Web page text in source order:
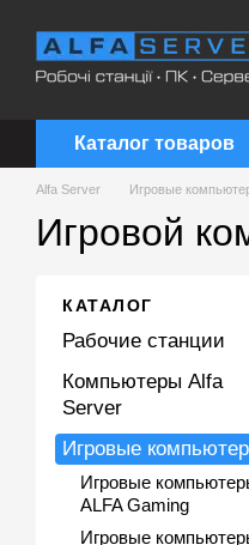
Каталог товаров
Alfa Server Игровые
Игровой
КАТАЛОГ
Рабочие станции
Компьютеры Alfa
Server
Игровые
Игровые
ALFA Gaming
Игровые